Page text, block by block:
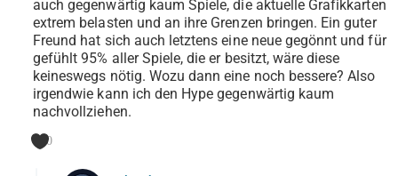
auch gegenwärtig kaum Spiele, die aktuelle Grafikkarten
extrem belasten und an ihre Grenzen bringen. Ein guter
Freund hat sich auch letztens eine neue gegönnt und für
gefühlt 95% aller Spiele, die er besitzt, wäre diese
keineswegs nötig. Wozu dann eine noch bessere? Also
irgendwie kann ich den Hype gegenwärtig kaum
nachvollziehen.
0